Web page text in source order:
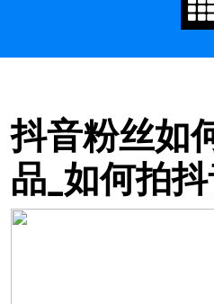
抖音粉丝如
品_如何拍